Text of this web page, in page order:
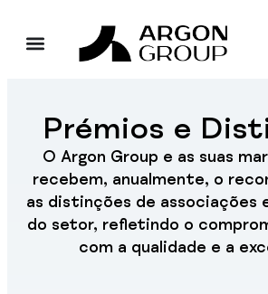
Prémios e
O Argon Group e as suas
recebem, anualmente, o
as distinções de associações
do setor, refletindo o
com a qualidade e a